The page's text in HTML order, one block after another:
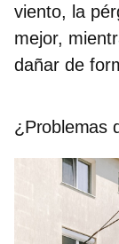
viento, la
mejor,
dañar de
¿Problemas